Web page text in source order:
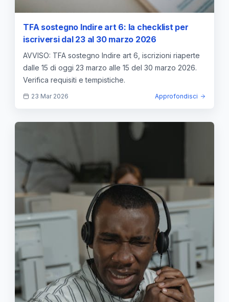
TFA sostegno Indire art 6: la checklist per
iscriversi dal 23 al 30 marzo 2026
AVVISO: TFA sostegno Indire art 6, iscrizioni riaperte
dalle 15 di oggi 23 marzo alle 15 del 30 marzo 2026.
Verifica requisiti e tempistiche.
23 Mar 2026 Approfondisci